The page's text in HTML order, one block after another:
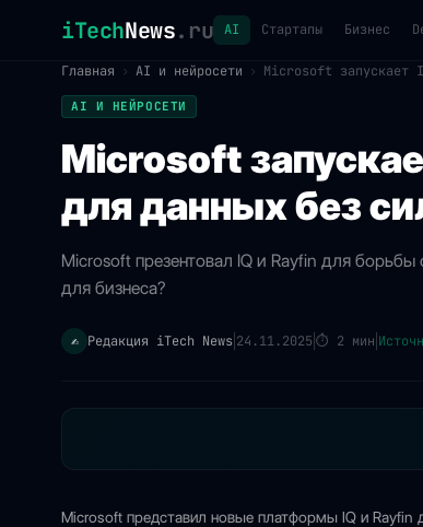
iTechNews.ru AI Стартапы Бизнес
Главная
› AI и нейросети › Microsoft запускает
AI И НЕЙРОСЕТИ
Microsoft
для данных без
Microsoft презентовал IQ и Rayfin для
для бизнеса?
✍️ Редакция iTech News 24.11.2025 ⏱ 2 мин
Microsoft представил новые платформы IQ и Rayfin